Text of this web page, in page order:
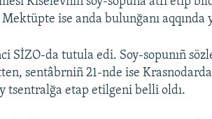
ise anda bulunğanı aqqında
SİZO-da tutula edi. Soy-sopunıñ
sentâbrniñ 21-nde ise
tsentralğa etap etilgeni belli oldı.